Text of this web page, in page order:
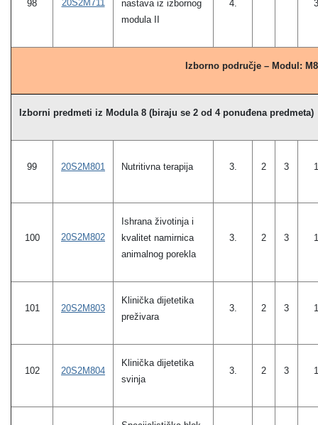
98 20S2M711
nastava iz izbornog
modula II
4. 3
Izborno područje – Modul:
Izborni predmeti iz Modula 8 (biraju se 2 od 4 ponuđena predmeta)
99 20S2M801 Nutritivna terapija 3. 2 3 1
100 20S2M802
Ishrana životinja i
kvalitet namirnica
animalnog porekla
3. 2 3 1
101 20S2M803
Klinička dijetetika
preživara
3. 2 3 1
102 20S2M804
Klinička dijetetika
svinja
3. 2 3 1